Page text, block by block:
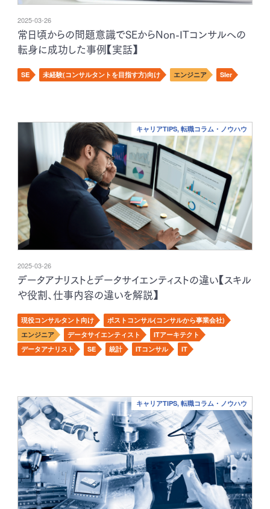
2025-03-26
常日頃からの問題意識でSEからNon-ITコンサルへの
転身に成功した事例【実話】
SE 未経験(コンサルタントを目指す方)向け エンジニア SIer
キャリアTIPS, 転職コラム・ノウハウ
2025-03-26
データアナリストとデータサイエンティストの違い【スキル
や役割、仕事内容の違いを解説】
現役コンサルタント向け
ポストコンサル(コンサルから事業会社)
エンジニア
データサイエンティスト
ITアーキテクト
データアナリスト
SE 統計 ITコンサル IT
キャリアTIPS, 転職コラム・ノウハウ